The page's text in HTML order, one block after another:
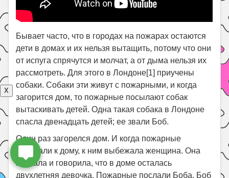
Бывает часто, что в городах на пожарах остаются
дети в домах и их нельзя вытащить, потому что они
от испуга спрячутся и молчат, а от дыма нельзя их
рассмотреть. Для этого в Лондоне[1] приучены
собаки. Собаки эти живут с пожарными, и когда
загорится дом, то пожарные посылают собак
вытаскивать детей. Одна такая собака в Лондоне
спасла двенадцать детей; ее звали Боб.
Один раз загорелся дом. И когда пожарные
приехали к дому, к ним выбежала женщина. Она
плакала и говорила, что в доме осталась
двухлетняя девочка. Пожарные послали Боба. Боб
X